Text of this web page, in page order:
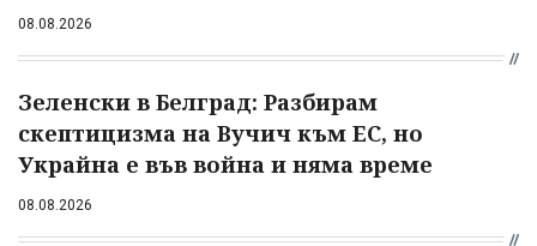
08.08.2026
Зеленски в Белград: Разбирам
скептицизма на Вучич към ЕС, но
Украйна е във война и няма време
08.08.2026